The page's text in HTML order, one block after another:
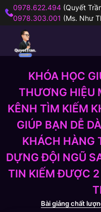
0978.622.494 (Quyết
0978.303.001 (Ms. Như
KHÓA HỌC
THƯƠNG HIỆU
KÊNH TÌM KIẾM
GIÚP BẠN DỄ
KHÁCH HÀNG
DỰNG ĐỘI NGŨ
TIN KIẾM ĐƯỢC
Bài giảng chất